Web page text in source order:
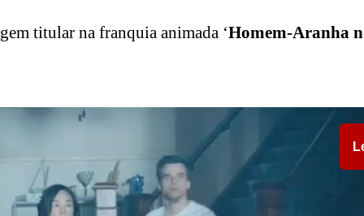
titular na franquia animada ‘Homem-Aranha